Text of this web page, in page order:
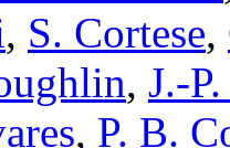
, S. Cortese,
, J.-
, P. B.